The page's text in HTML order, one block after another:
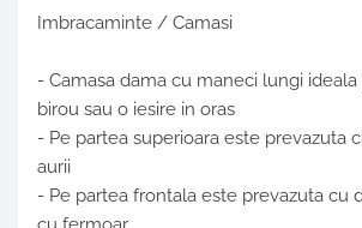
Imbracaminte / Camasi
- Camasa dama cu maneci lungi
birou sau o iesire in oras
- Pe partea superioara este prevazuta
aurii
- Pe partea frontala este prevazuta cu